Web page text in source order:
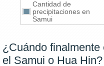
Cantidad de
precipitaciones en
Samui
¿Cuándo
el Samui o Hua Hin?